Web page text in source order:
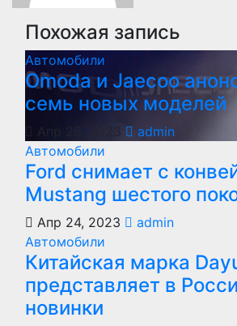
Похожая запись
Автомобили
Оmoda и Jaecoo
семь новых моделей
Апр 25, 2023
admin
Автомобили
Ford снимает с
Mustang шестого
Апр 24, 2023
admin
Автомобили
Китайская марка
представляет в
новинки